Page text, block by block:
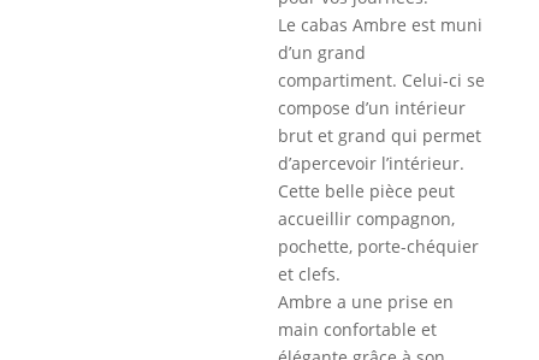
Le cabas Ambre est muni
d’un grand
compartiment. Celui-ci se
compose d’un intérieur
brut et grand qui permet
d’apercevoir l’intérieur.
Cette belle pièce peut
accueillir compagnon,
pochette, porte-chéquier
et clefs.
Ambre a une prise en
main confortable et